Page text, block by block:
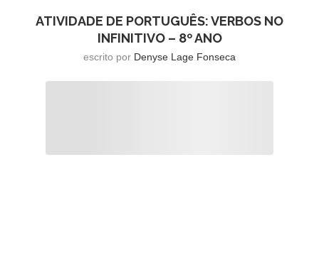
ATIVIDADE DE PORTUGUÊS: VERBOS NO
INFINITIVO – 8º ANO
escrito por Denyse Lage Fonseca